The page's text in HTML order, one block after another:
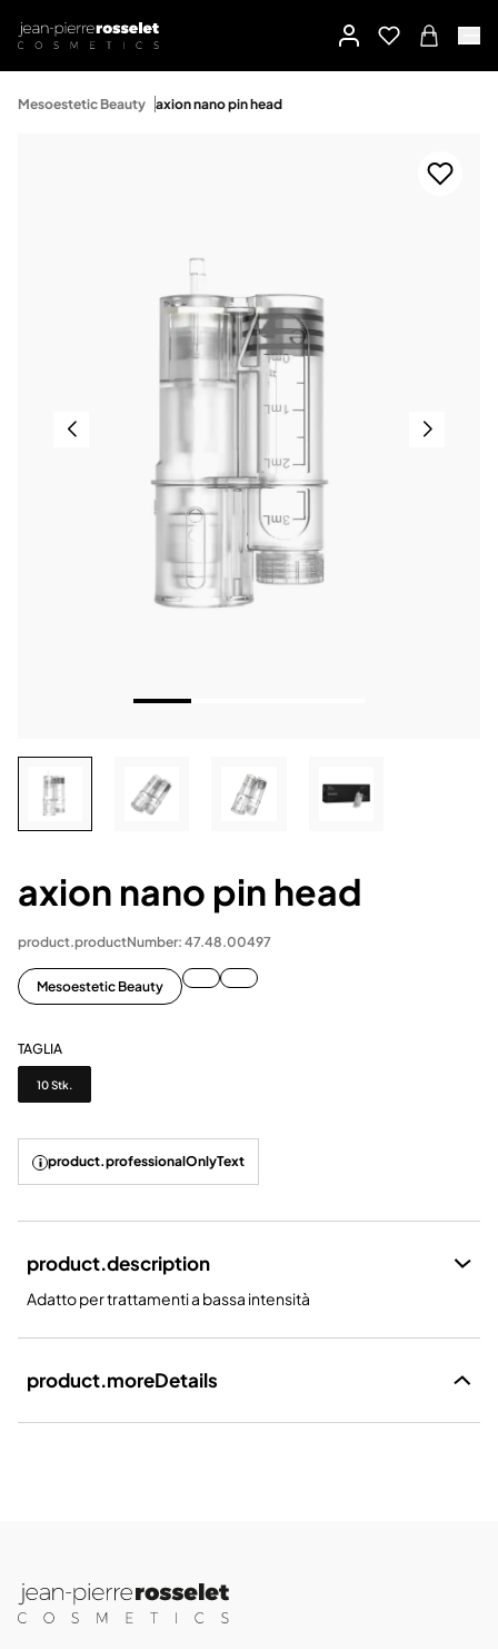
Mesoestetic Beauty axion nano pin head
axion nano pin head
product.productNumber: 47.48.00497
Mesoestetic Beauty
TAGLIA
Taglia
10 Stk.
product.professionalOnlyText
product.description
Adatto per trattamenti a bassa intensità
product.moreDetails